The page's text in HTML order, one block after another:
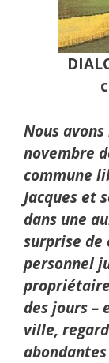
Nous
novembre
commune
Jacques et
dans une
surprise de
personnel
des jours –
ville,